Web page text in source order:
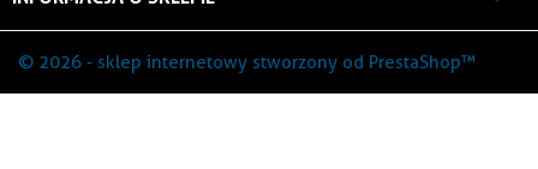
© 2026 - sklep internetowy stworzony od PrestaShop™